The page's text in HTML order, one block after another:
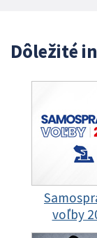
Dôležité
voľby